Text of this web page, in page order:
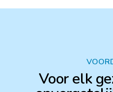
Voor elk